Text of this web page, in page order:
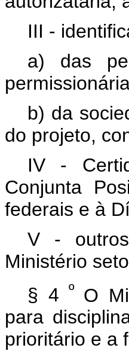
III -
a) das
b) da
do projeto,
IV -
Conjunta
federais e à
V -
Ministério
§ 4º O
para
prioritário e a